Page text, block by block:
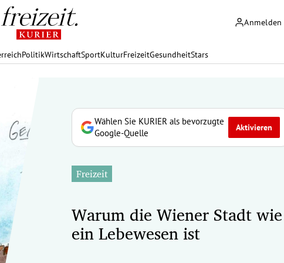
Anmelden
PolitikWirtschaftSportKulturFreizeitGesundheitStars
Wählen Sie KURIER als bevorzugte
Google-Quelle
Aktivieren
Freizeit
Warum die Wiener Stadt wie
ein Lebewesen ist